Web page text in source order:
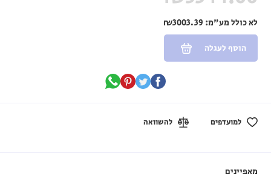
לא כולל מע"מ:
הוסף לעגלה
למועדפים להשוואה
מאפיינים